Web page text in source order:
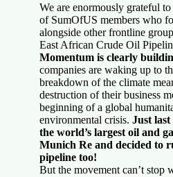
We are enormously grateful
of SumOfUS members who
alongside other frontline
East African Crude Oil
Momentum is clearly
companies are waking up to
breakdown of the climate
destruction of their business
beginning of a global
environmental crisis. Just
the world’s largest oil and
Munich Re and decided to
pipeline too!
But the movement can’t stop